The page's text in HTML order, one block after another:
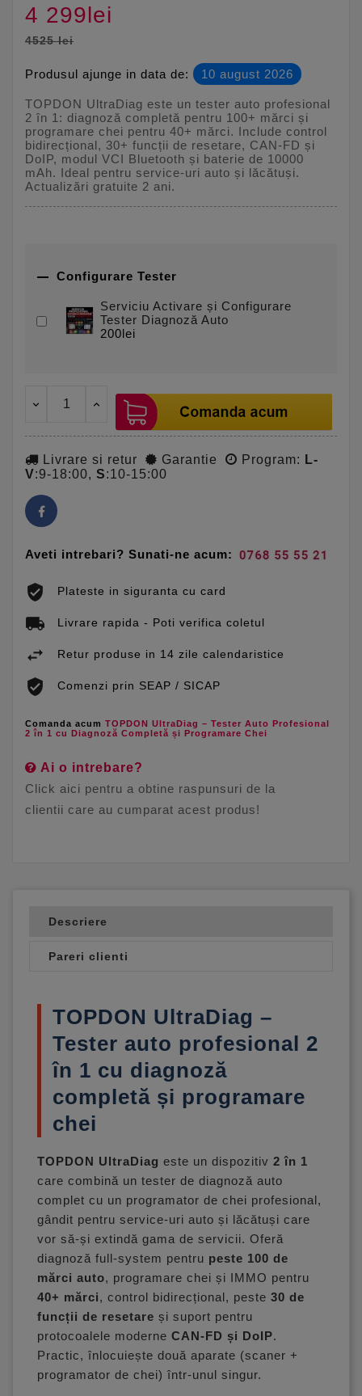
4 299lei
4525 lei
Produsul ajunge in data de: 10 august 2026
TOPDON UltraDiag este un tester auto profesional
2 în 1: diagnoză completă pentru 100+ mărci și
programare chei pentru 40+ mărci. Include control
bidirecțional, 30+ funcții de resetare, CAN-FD și
DoIP, modul VCI Bluetooth și baterie de 10000
mAh. Ideal pentru service-uri auto și lăcătuși.
Actualizări gratuite 2 ani.
 Configurare Tester
Serviciu Activare și Configurare
Tester Diagnoză Auto
200lei
Livrare si retur Garantie Program: L-
V:9-18:00, S:10-15:00
Aveti intrebari? Sunati-ne acum:
Plateste in siguranta cu card
Livrare rapida - Poti verifica coletul
Retur produse in 14 zile calendaristice
Comenzi prin SEAP / SICAP
Comanda acum TOPDON UltraDiag – Tester Auto Profesional
2 în 1 cu Diagnoză Completă și Programare Chei
Ai o intrebare?
Click aici pentru a obtine raspunsuri de la
clientii care au cumparat acest produs!
Descriere
Pareri clienti
TOPDON UltraDiag –
Tester auto profesional 2
în 1 cu diagnoză
completă și programare
chei
TOPDON UltraDiag este un dispozitiv 2 în 1
care combină un tester de diagnoză auto
complet cu un programator de chei profesional,
gândit pentru service-uri auto și lăcătuși care
vor să-și extindă gama de servicii. Oferă
diagnoză full-system pentru peste 100 de
mărci auto, programare chei și IMMO pentru
40+ mărci, control bidirecțional, peste 30 de
funcții de resetare și suport pentru
protocoalele moderne CAN-FD și DoIP.
Practic, înlocuiește două aparate (scaner +
programator de chei) într-unul singur.